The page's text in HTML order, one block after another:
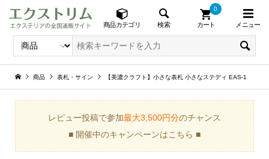
商品カテゴリ 検索 カート
0
メニュー
商品 表札・サイン 【美濃クラフト】小さな表札 小さなステディ EAS-1
レビュー投稿で参加最大3,500円分のチャンス
■ 開催中のキャンペーンはこちら ■